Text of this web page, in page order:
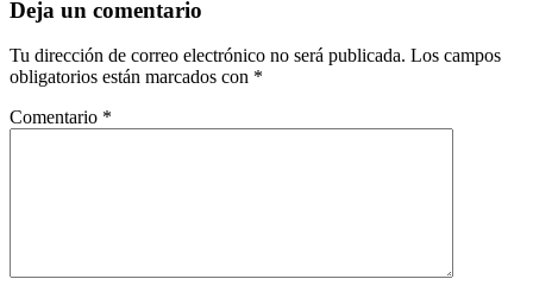
Deja un comentario
Tu dirección de correo electrónico no será publicada. Los campos
obligatorios están marcados con *
Comentario *